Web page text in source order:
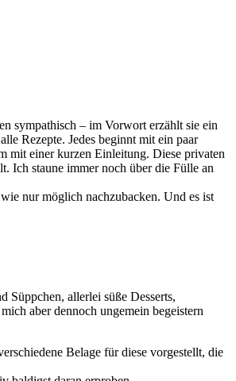
sympathisch – im Vorwort erzählt sie ein
Rezepte. Jedes beginnt mit ein paar
mit einer kurzen Einleitung. Diese privaten
Ich staune immer noch über die Fülle an
nur möglich nachzubacken. Und es ist
allerlei süße Desserts,
aber dennoch ungemein begeistern
Belage für diese vorgestellt, die